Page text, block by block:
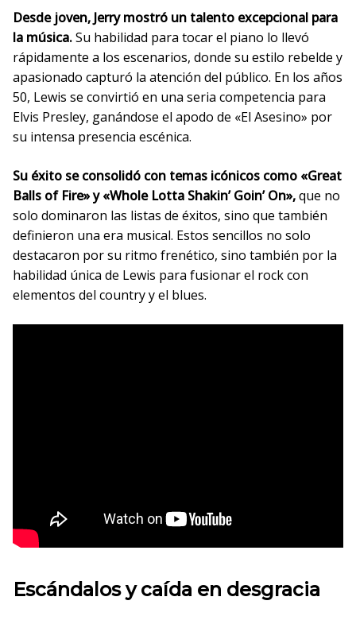
Desde joven, Jerry mostró un talento excepcional para
la música.Su habilidad para tocar el piano lo llevó
rápidamente a los escenarios, donde su estilo rebelde y
apasionado capturó la atención del público. En los años
50, Lewis se convirtió en una seria competencia para
Elvis Presley, ganándose el apodo de «El Asesino» por
su intensa presencia escénica.
Su éxito se consolidó con temas icónicos como «Great
Balls of Fire» y «Whole Lotta Shakin’ Goin’ On»,que no
solo dominaron las listas de éxitos, sino que también
definieron una era musical. Estos sencillos no solo
destacaron por su ritmo frenético, sino también por la
habilidad única de Lewis para fusionar el rock con
elementos del country y el blues.
Escándalos y caída en desgracia